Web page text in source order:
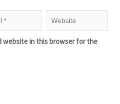
website in this browser for the